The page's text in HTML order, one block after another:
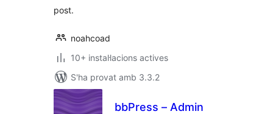
post.
noahcoad
10+ instal·lacions actives
S'ha provat amb 3.3.2
bbPress – Admin